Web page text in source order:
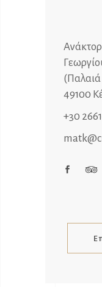
49100
+30